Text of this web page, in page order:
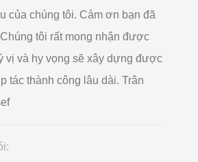
của chúng tôi. Cảm ơn bạn đã
tôi rất mong nhận được
vị và hy vọng sẽ xây dựng được
tác thành công lâu dài. Trân